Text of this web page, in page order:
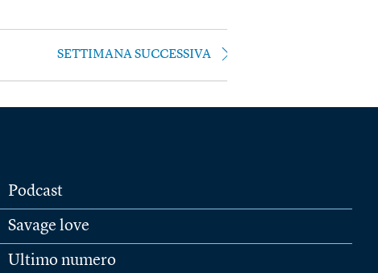
SETTIMANA SUCCESSIVA
Podcast
Savage love
Ultimo numero